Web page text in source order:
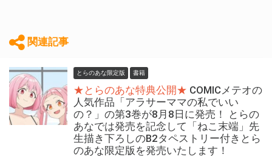
関連記事
とらのあな限定版 書籍
★とらのあな特典公開★ COMICメテオの
人気作品「アラサーママの私でいい
の？」の第3巻が8月8日に発売！ とらの
あなでは発売を記念して「ねこ末端」先
生描き下ろしのB2タペストリー付きとら
のあな限定版を発売いたします！